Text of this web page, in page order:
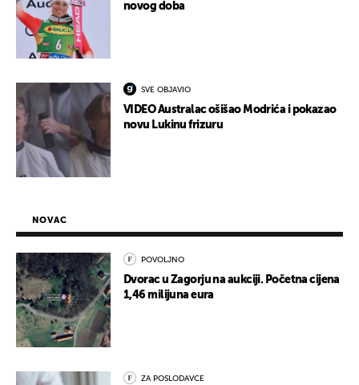
novog doba
SVE OBJAVIO
VIDEO Australac ošišao Modrića i pokazao
novu Lukinu frizuru
NOVAC
POVOLJNO
Dvorac u Zagorju na aukciji. Početna cijena
1,46 milijuna eura
ZA POSLODAVCE